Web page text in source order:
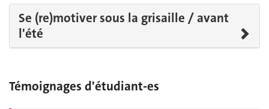
Se (re)motiver sous la grisaille / avant
l'été
Témoignages d'étudiant-es